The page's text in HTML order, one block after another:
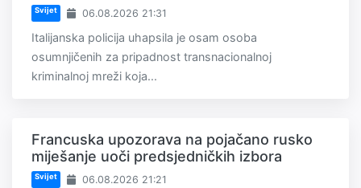
Svijet 06.08.2026 21:31
Italijanska policija uhapsila je osam osoba
osumnjičenih za pripadnost transnacionalnoj
kriminalnoj mreži koja...
Francuska upozorava na pojačano rusko
miješanje uoči predsjedničkih izbora
Svijet 06.08.2026 21:21